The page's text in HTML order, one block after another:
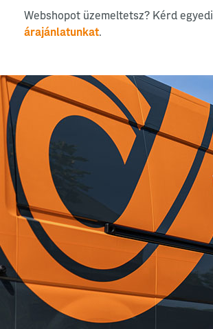
Webshopot üzemeltetsz? Kérd egyedi
árajánlatunkat.